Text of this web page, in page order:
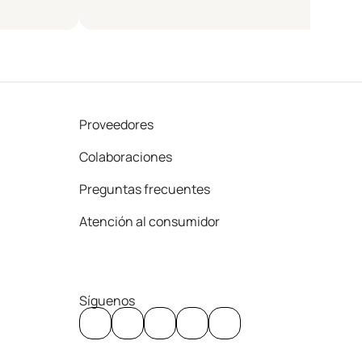
Proveedores
Colaboraciones
Preguntas frecuentes
Atención al consumidor
Síguenos